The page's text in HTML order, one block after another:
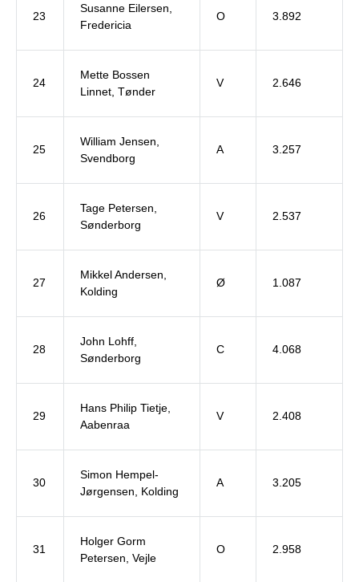
23
Susanne Eilersen,
Fredericia
O 3.892
24
Mette Bossen
Linnet, Tønder
V 2.646
25
William Jensen,
Svendborg
A 3.257
26
Tage Petersen,
Sønderborg
V 2.537
27
Mikkel Andersen,
Kolding
Ø 1.087
28
John Lohff,
Sønderborg
C 4.068
29
Hans Philip Tietje,
Aabenraa
V 2.408
30
Simon Hempel-
Jørgensen, Kolding
A 3.205
31
Holger Gorm
Petersen, Vejle
O 2.958